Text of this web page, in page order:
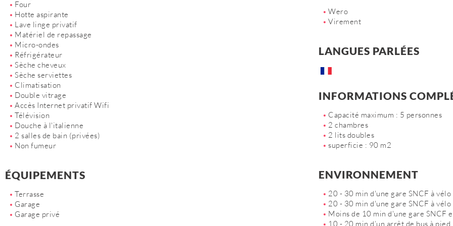
Four
Hotte aspirante
Lave linge privatif
Matériel de repassage
Micro-ondes
Réfrigérateur
Sèche cheveux
Sèche serviettes
Climatisation
Double vitrage
Accès Internet privatif Wifi
Télévision
Douche à l'italienne
2 salles de bain (privées)
Non fumeur
ÉQUIPEMENTS
Terrasse
Garage
Garage privé
Wero
Virement
LANGUES PARLÉES
INFORMATIONS
Capacité maximum : 5 personnes
2 chambres
2 lits doubles
superficie : 90 m2
ENVIRONNEMENT
20 - 30 min d'une gare SNCF à vélo
20 - 30 min d'une gare SNCF à
Moins de 10 min d'une gare SNCF
10 - 20 min d’un arrêt de bus à pied